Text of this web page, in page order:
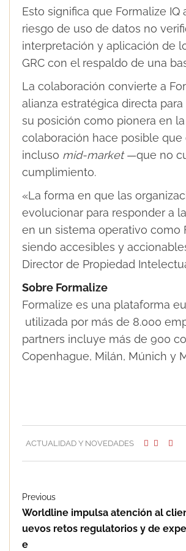
Esto significa que Formalize
riesgo de uso de datos no
interpretación y aplicación de
GRC con el respaldo de una
La colaboración convierte a
alianza estratégica directa
su posición como pionera en
colaboración hace posible
incluso mid-market—que no
cumplimiento.
«La forma en que las
evolucionar para responder a
en un sistema operativo como
siendo accesibles y
Director de Propiedad
Sobre Formalize
Formalize es una plataforma
utilizada por más de 8.000
partners incluye más de 900
Copenhague, Milán, Múnich y
ACTUALIDAD Y NOVEDADES
Previous
Worldline impulsa atención al
uevos retos regulatorios y de
e